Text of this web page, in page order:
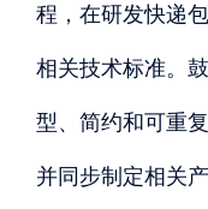
程，在研发快递
相关技术标准。
型、简约和可重
并同步制定相关